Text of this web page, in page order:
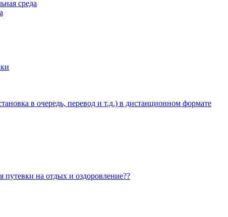
среда
в очередь, перевод и т.д.) в дистанционном формате
путевки на отдых и оздоровление??